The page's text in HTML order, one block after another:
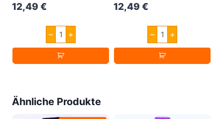
12,49 €
–
Twelve
Monkeys
Tropika
E
Liquid
Menge
+
12,49 €
–
Twelve
Monkeys
Circle
Of
Life
+
Ähnliche Produkte